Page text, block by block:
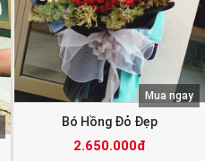
Bó Hồng Đỏ Đẹp
2.650.000đ
Mua ngay